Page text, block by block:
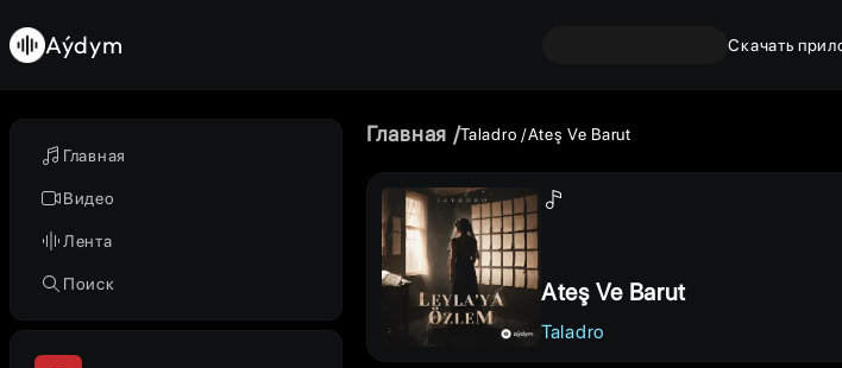
Главная
Видео
Лента
Поиск
Aýdym Скачать
Главная Taladro Ateş Ve Barut
Ateş Ve Barut
Taladro